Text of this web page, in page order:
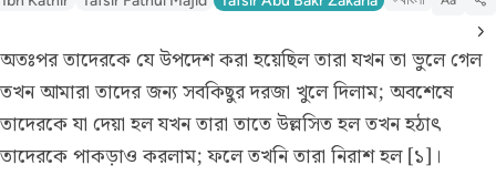
অতঃপর তাদেরকে যে উপদেশ করা হয়েছিল তারা যখন তা ভুলে গেল
তখন আমারা তাদের জন্য সবকিছুর দরজা খুলে দিলাম; অবশেষে
তাদেরকে যা দেয়া হল যখন তারা তাতে উল্লসিত হল তখন হঠাৎ
তাদেরকে পাকড়াও করলাম; ফলে তখনি তারা নিরাশ হল [১]।